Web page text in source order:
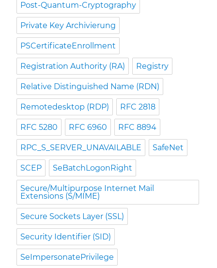
Post-Quantum-Cryptography
Private Key Archivierung
PSCertificateEnrollment
Registration Authority (RA) Registry
Relative Distinguished Name (RDN)
Remotedesktop (RDP) RFC 2818
RFC 5280 RFC 6960 RFC 8894
RPC_S_SERVER_UNAVAILABLE SafeNet
SCEP SeBatchLogonRight
Secure/Multipurpose Internet Mail
Extensions (S/MIME)
Secure Sockets Layer (SSL)
Security Identifier (SID)
SeImpersonatePrivilege